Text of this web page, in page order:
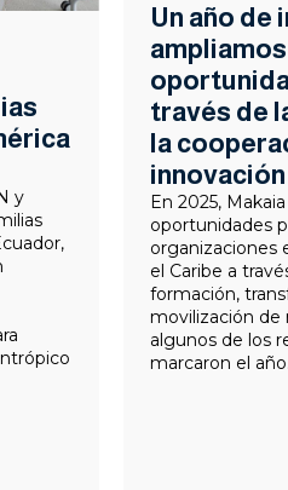
y
Un año de
ampliamos
través de
la
innovación
En 2025,
oportunidades
organizaciones
el Caribe a
formación,
movilización de
algunos de los
marcaron el año.